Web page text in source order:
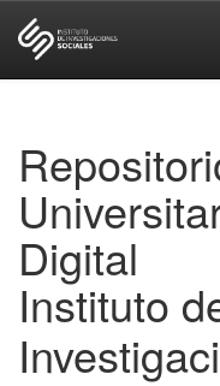
Digital
Instituto